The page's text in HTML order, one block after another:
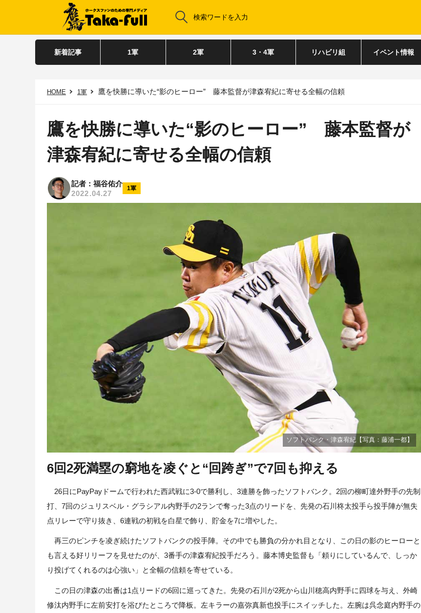
新着記事 1軍 2軍 3・4軍 リハビリ組 イベント情報
HOME 1軍 鷹を快勝に導いた“影のヒーロー” 藤本監督が津森宥紀に寄せる全幅の信頼
鷹を快勝に導いた“影のヒーロー” 藤本監督が
津森宥紀に寄せる全幅の信頼
記者：福谷佑介
2022.04.27
1軍
ソフトバンク・津森宥紀【写真：藤浦一都】
6回2死満塁の窮地を凌ぐと“回跨ぎ”で7回も抑える
26日にPayPayドームで行われた西武戦に3-0で勝利し、3連勝を飾ったソフトバンク。2回の柳町達外野手の先制
打、7回のジュリスベル・グラシアル内野手の2ランで奪った3点のリードを、先発の石川柊太投手ら投手陣が無失
点リレーで守り抜き、6連戦の初戦を白星で飾り、貯金を7に増やした。
再三のピンチを凌ぎ続けたソフトバンクの投手陣。その中でも勝負の分かれ目となり、この日の影のヒーローと
も言える好リリーフを見せたのが、3番手の津森宥紀投手だろう。藤本博史監督も「頼りにしているんで、しっか
り投げてくれるのは心強い」と全幅の信頼を寄せている。
この日の津森の出番は1点リードの6回に巡ってきた。先発の石川が2死から山川穂高内野手に四球を与え、外崎
修汰内野手に左前安打を浴びたところで降板。左キラーの嘉弥真新也投手にスイッチした。左腕は呉念庭内野手の